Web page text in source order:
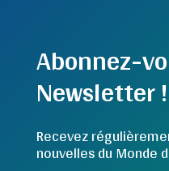
Abonnez-
Newsletter !
Recevez
nouvelles du Monde